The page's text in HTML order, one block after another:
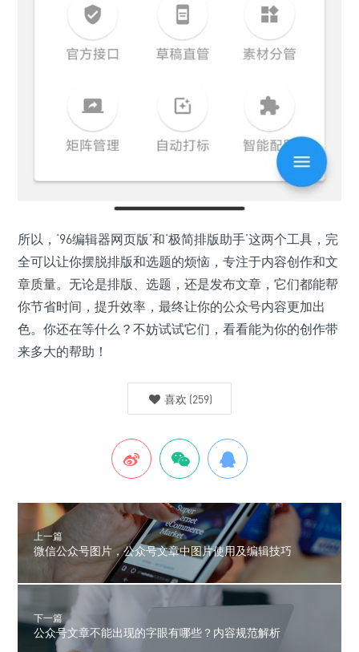
所以，‘96编辑器网页版’和‘极简排版助手’这两个工具，完
全可以让你摆脱排版和选题的烦恼，专注于内容创作和文
章质量。无论是排版、选题，还是发布文章，它们都能帮
你节省时间，提升效率，最终让你的公众号内容更加出
色。你还在等什么？不妨试试它们，看看能为你的创作带
来多大的帮助！
喜欢 (259)
上一篇
微信公众号图片，公众号文章中图片使用及编辑技巧
下一篇
公众号文章不能出现的字眼有哪些？内容规范解析